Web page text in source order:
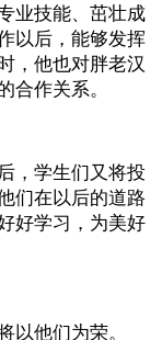
业技能、茁壮成
以后，能够发挥
，他也对胖老汉
合作关系。
，学生们又将投
们在以后的道路
好学习，为美好
以他们为荣。